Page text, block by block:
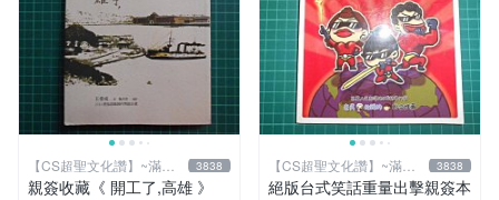
【CS超聖文化讚】~滿千
元送運
3838
親簽收藏《 開工了,高雄 》
【CS超聖文化讚】~滿千
元送運
3838
絕版台式笑話重量出擊親簽本